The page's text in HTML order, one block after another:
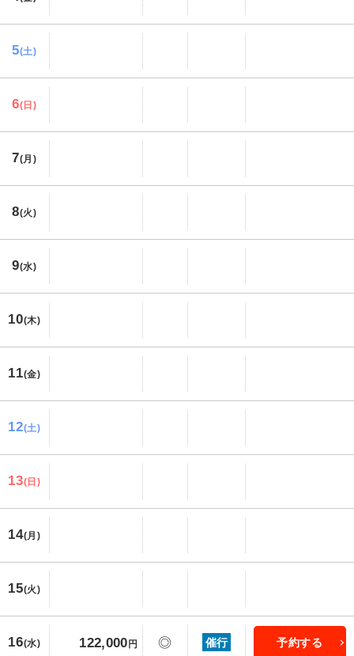
5(土)
6(日)
7(月)
8(火)
9(水)
10(木)
11(金)
12(土)
13(日)
14(月)
15(火)
16(水) 122,000 円 ◎ 催行 予約する